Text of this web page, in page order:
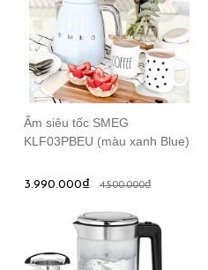
Ấm siêu tốc SMEG
KLF03PBEU (màu xanh Blue)
3.990.000₫ 4.500.000₫